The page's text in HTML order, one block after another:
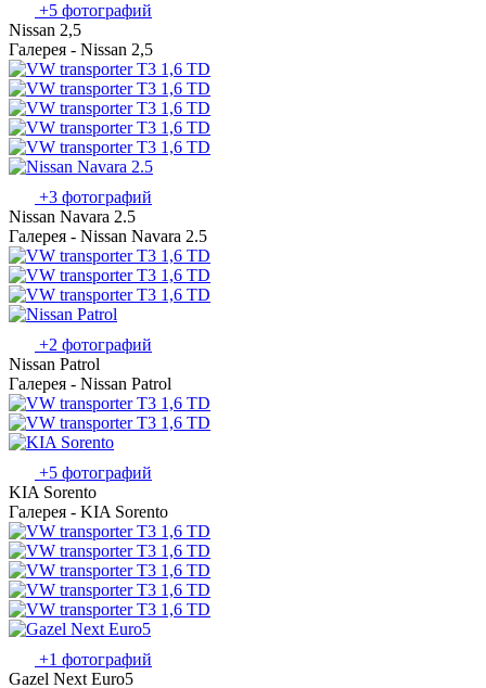
+5 фотографий
Nissan 2,5
Галерея - Nissan 2,5
+3 фотографий
Nissan Navara 2.5
Галерея - Nissan Navara 2.5
+2 фотографий
Nissan Patrol
Галерея - Nissan Patrol
+5 фотографий
KIA Sorento
Галерея - KIA Sorento
+1 фотографий
Gazel Next Euro5